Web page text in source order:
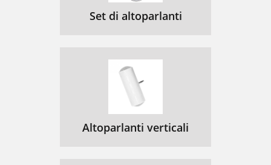
Set di altoparlanti
Altoparlanti verticali